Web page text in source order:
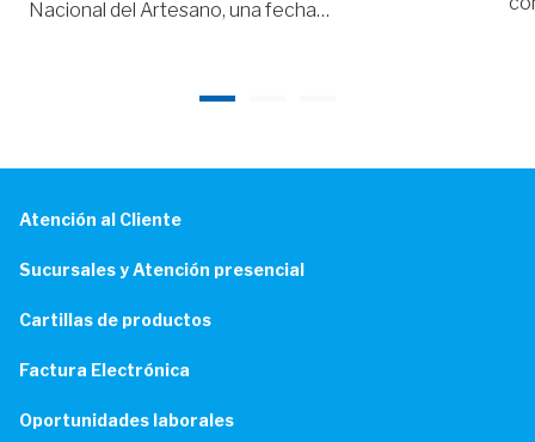
Nacional del Artesano, una fecha…
Atención al Cliente
Sucursales y Atención presencial
Cartillas de productos
Factura Electrónica
Oportunidades laborales